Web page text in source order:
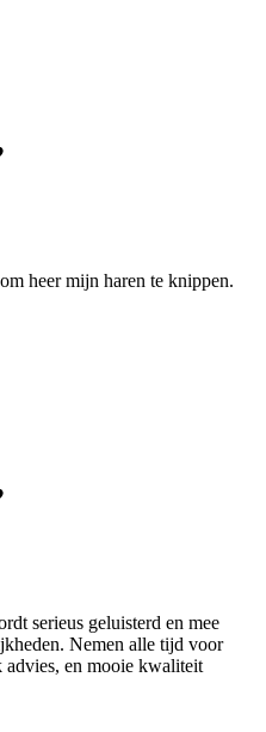
heer mijn haren te knippen.
serieus geluisterd en mee
Nemen alle tijd voor
en mooie kwaliteit